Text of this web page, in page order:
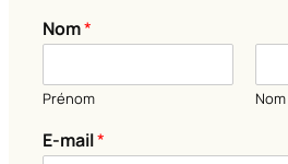
Nom*
Prénom Nom
o
u
E-mail*